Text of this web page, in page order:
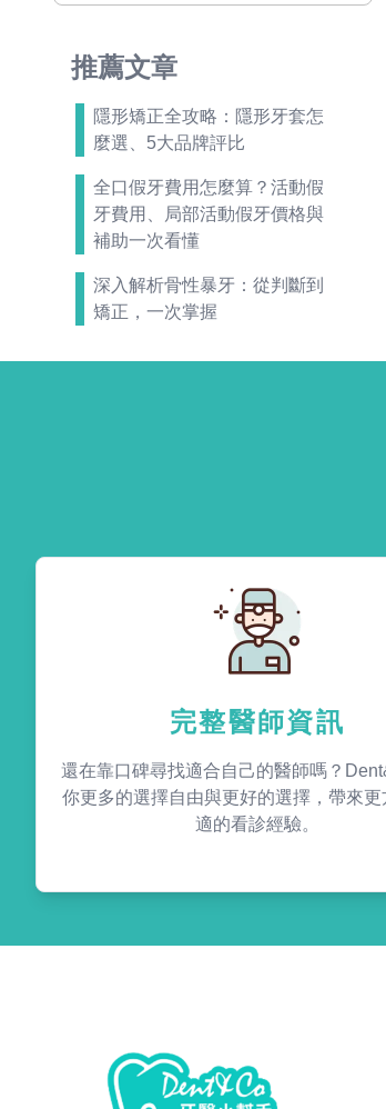
推薦文章
隱形矯正全攻略：隱形牙套怎
麼選、5大品牌評比
全口假牙費用怎麼算？活動假
牙費用、局部活動假牙價格與
補助一次看懂
深入解析骨性暴牙：從判斷到
矯正，一次掌握
完整醫師資訊
還在靠口碑尋找適合自己的醫師嗎？
你更多的選擇自由與更好的選擇，帶來更
適的看診經驗。